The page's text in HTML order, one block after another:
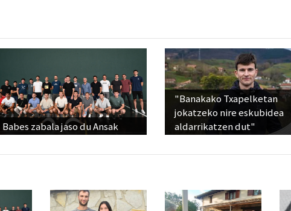
Babes zabala jaso du Ansak
"Banakako Txapelketan
jokatzeko nire eskubidea
aldarrikatzen dut"